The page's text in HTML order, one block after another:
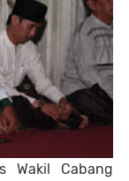
Wakil Cabang